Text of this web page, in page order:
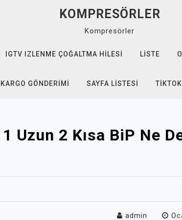
KOMPRESÖRLER
Kompresörler
IGTV IZLENME ÇOĞALTMA HILESI LISTE
GÖNDERIMI SAYFA LISTESI
1 Uzun 2 Kısa BiP Ne
admin